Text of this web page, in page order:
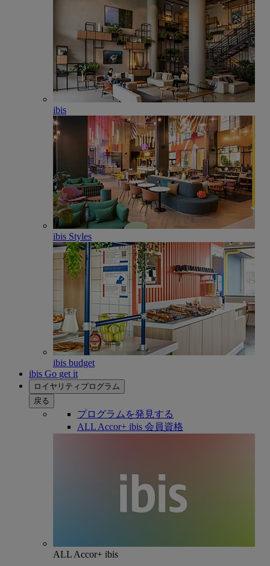
ibis
ibis Styles
ibis budget
ibis Go get it
ロイヤリティプログラム
戻る
プログラムを発見する
ALL Accor+ ibis 会員資格
ALL Accor+ ibis